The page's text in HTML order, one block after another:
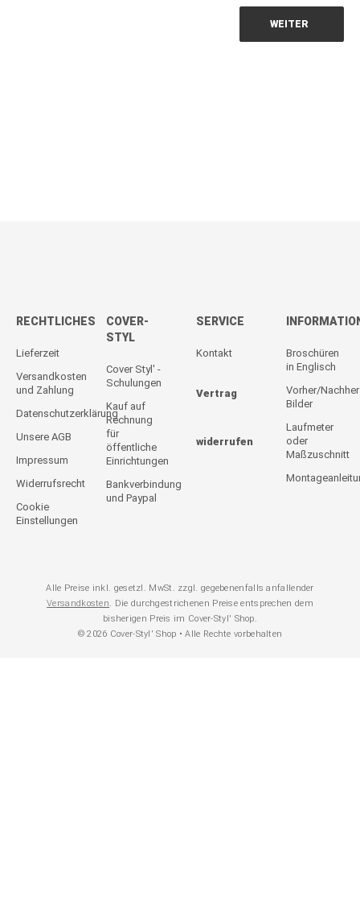
WEITER
RECHTLICHES
Lieferzeit
Versandkosten
und Zahlung
Datenschutzerklärung
Unsere AGB
Impressum
Widerrufsrecht
Cookie
Einstellungen
COVER-
STYL
Cover Styl' -
Schulungen
Kauf auf
Rechnung
für
öffentliche
Einrichtungen
Bankverbindung
und Paypal
SERVICE
Kontakt
Vertrag
widerrufen
Broschüren
in Englisch
Vorher/Nachher
Bilder
Laufmeter
oder
Maßzuschnitt
Alle Preise inkl. gesetzl. MwSt. zzgl. gegebenenfalls anfallender
Versandkosten. Die durchgestrichenen Preise entsprechen dem
bisherigen Preis im Cover-Styl' Shop.
© 2026 Cover-Styl' Shop • Alle Rechte vorbehalten